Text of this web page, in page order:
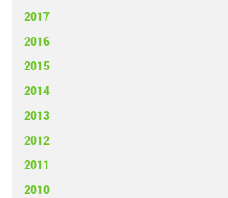
2017
2016
2015
2014
2013
2012
2011
2010